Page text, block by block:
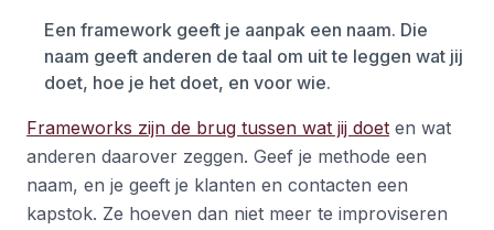
Een framework geeft je aanpak een naam. Die
naam geeft anderen de taal om uit te leggen wat jij
doet, hoe je het doet, en voor wie.
Frameworks zijn de brug tussen wat jij doet en wat
anderen daarover zeggen. Geef je methode een
naam, en je geeft je klanten en contacten een
kapstok. Ze hoeven dan niet meer te improviseren